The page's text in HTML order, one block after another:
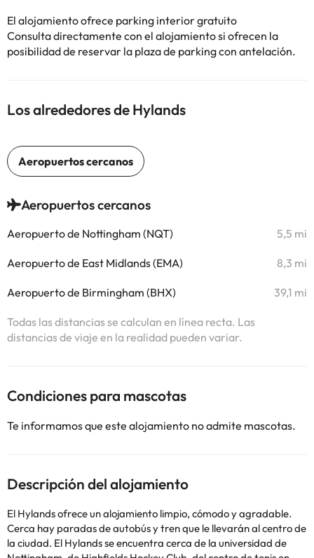
El alojamiento ofrece parking interior gratuito
Consulta directamente con el alojamiento si ofrecen la
posibilidad de reservar la plaza de parking con antelación.
Los alrededores de Hylands
Aeropuertos cercanos
Aeropuerto de Nottingham (NQT) 5,5 mi
Aeropuerto de East Midlands (EMA) 8,3 mi
Aeropuerto de Birmingham (BHX) 39,1 mi
Todas las distancias se calculan en línea recta. Las
distancias de viaje en la realidad pueden variar.
Condiciones para mascotas
Te informamos que este alojamiento no admite mascotas.
Descripción del alojamiento
El Hylands ofrece un alojamiento limpio, cómodo y agradable.
Cerca hay paradas de autobús y tren que le llevarán al centro de
la ciudad. El Hylands se encuentra cerca de la universidad de